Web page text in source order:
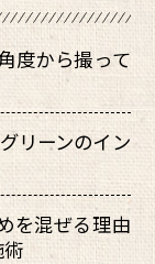
度から撮って
リーンのイン
を混ぜる理由
術